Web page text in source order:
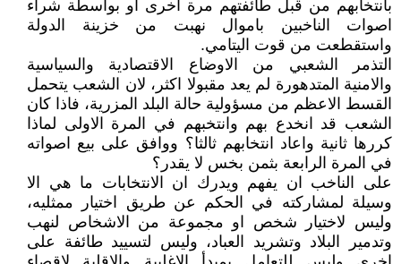
بانتخابهم من قبل طائفتهم مرة اخرى او بواسطة شراء
اصوات الناخبين باموال نهبت من خزينة الدولة
واستقطعت من قوت اليتامي.
التذمر الشعبي من الاوضاع الاقتصادية والسياسية
والامنية المتدهورة لم يعد مقبولا اكثر، لان الشعب يتحمل
القسط الاعظم من مسؤولية حالة البلد المزرية، فاذا كان
الشعب قد انخدع بهم وانتخبهم في المرة الاولى لماذا
كررها ثانية واعاد انتخابهم ثالثا؟ ووافق على بيع اصواته
في المرة الرابعة بثمن بخس لا يقدر؟
على الناخب ان يفهم ويدرك ان الانتخابات ما هي الا
وسيلة لمشاركته في الحكم عن طريق اختيار ممثليه،
وليس لاختيار شخص او مجموعة من الاشخاص لنهب
وتدمير البلاد وتشريد العباد، وليس لتسييد طائفة على